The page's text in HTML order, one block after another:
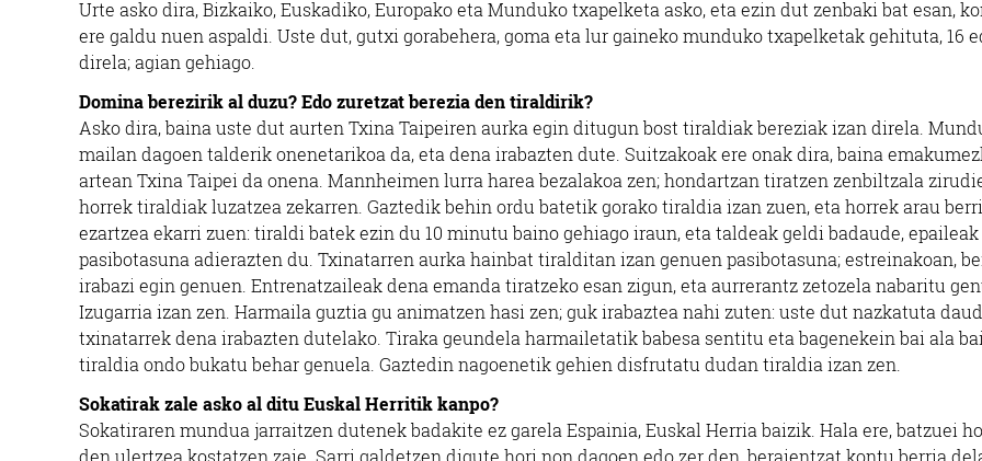
Urte asko dira, Bizkaiko, Euskadiko, Europako eta Munduko txapelketa asko, eta ezin dut zenbaki bat esan,
ere galdu nuen aspaldi. Uste dut, gutxi gorabehera, goma eta lur gaineko munduko txapelketak gehituta, 16
direla; agian gehiago.
Domina berezirik al duzu? Edo zuretzat berezia den tiraldirik?
Asko dira, baina uste dut aurten Txina Taipeiren aurka egin ditugun bost tiraldiak bereziak izan direla.
mailan dagoen talderik onenetarikoa da, eta dena irabazten dute. Suitzakoak ere onak dira, baina
artean Txina Taipei da onena. Mannheimen lurra harea bezalakoa zen; hondartzan tiratzen zenbiltzala
horrek tiraldiak luzatzea zekarren. Gaztedik behin ordu batetik gorako tiraldia izan zuen, eta horrek arau
ezartzea ekarri zuen: tiraldi batek ezin du 10 minutu baino gehiago iraun, eta taldeak geldi badaude, epaileak
pasibotasuna adierazten du. Txinatarren aurka hainbat tiralditan izan genuen pasibotasuna; estreinakoan,
irabazi egin genuen. Entrenatzaileak dena emanda tiratzeko esan zigun, eta aurrerantz zetozela nabaritu
Izugarria izan zen. Harmaila guztia gu animatzen hasi zen; guk irabaztea nahi zuten: uste dut nazkatuta
txinatarrek dena irabazten dutelako. Tiraka geundela harmailetatik babesa sentitu eta bagenekein bai ala bai
tiraldia ondo bukatu behar genuela. Gaztedin nagoenetik gehien disfrutatu dudan tiraldia izan zen.
Sokatirak zale asko al ditu Euskal Herritik kanpo?
Sokatiraren mundua jarraitzen dutenek badakite ez garela Espainia, Euskal Herria baizik. Hala ere, batzuei
den ulertzea kostatzen zaie. Sarri galdetzen digute hori non dagoen edo zer den, beraientzat kontu berria